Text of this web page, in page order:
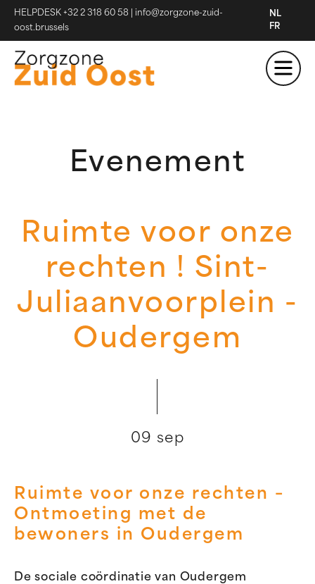
HELPDESK +32 2 318 60 58
info@zorgzone-zuid-
oost.brussels
NL
FR
Evenement
Ruimte voor onze
rechten ! Sint-
Juliaanvoorplein -
Oudergem
09 sep
Ruimte voor onze rechten –
Ontmoeting met de
bewoners in Oudergem
De sociale coördinatie van Oudergem